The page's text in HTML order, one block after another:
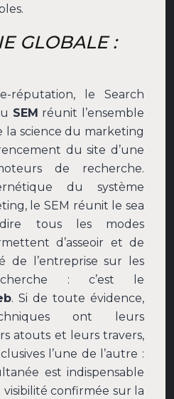
GLOBALE :
réputation, le Search
SEM réunit l’ensemble
la science du marketing
du site d’une
de recherche.
du système
le SEM réunit le sea
dire tous les modes
d’asseoir et de
de l’entreprise sur les
: c’est le
. Si de toute évidence,
ont leurs
atouts et leurs travers,
l’une de l’autre :
est indispensable
confirmée sur la